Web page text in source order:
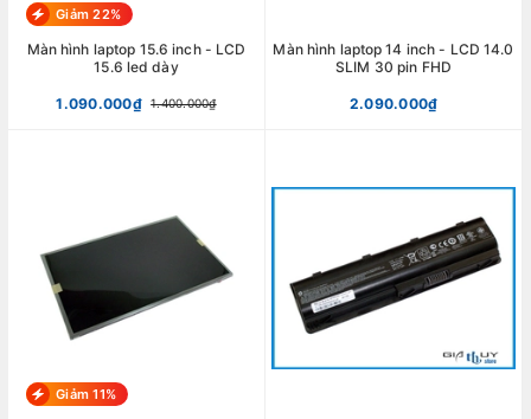
Giảm 22%
Màn hình laptop 15.6 inch - LCD
15.6 led dày
1.090.000₫ 1.400.000₫
Màn hình laptop 14 inch - LCD 14.0
SLIM 30 pin FHD
2.090.000₫
Giảm 11%